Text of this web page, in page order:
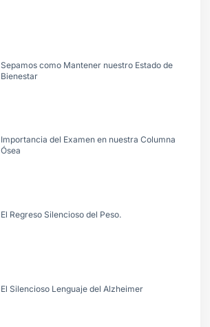
Sepamos como Mantener nuestro Estado de
Bienestar
Importancia del Examen en nuestra Columna
Ósea
El Regreso Silencioso del Peso.
El Silencioso Lenguaje del Alzheimer